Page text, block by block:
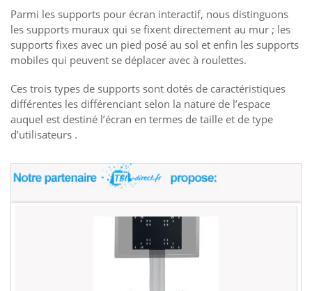
Parmi les supports pour écran interactif, nous distinguons
les supports muraux qui se fixent directement au mur ; les
supports fixes avec un pied posé au sol et enfin les supports
mobiles qui peuvent se déplacer avec à roulettes.
Ces trois types de supports sont dotés de caractéristiques
différentes les différenciant selon la nature de l’espace
auquel est destiné l’écran en termes de taille et de type
d’utilisateurs .